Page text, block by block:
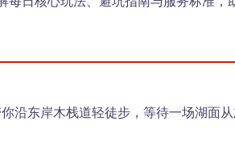
沿东岸木栈道轻徒步，等待一场湖面